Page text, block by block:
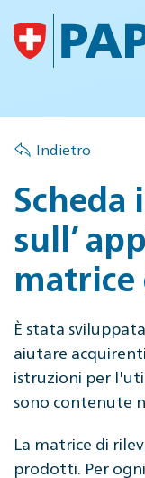
Skip to main
Indietro
sull’
matrice
È stata
aiutare
istruzioni per
sono contenute
La matrice di
prodotti. Per